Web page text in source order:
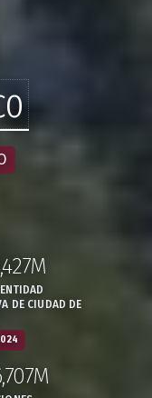
DE CIUDAD DE